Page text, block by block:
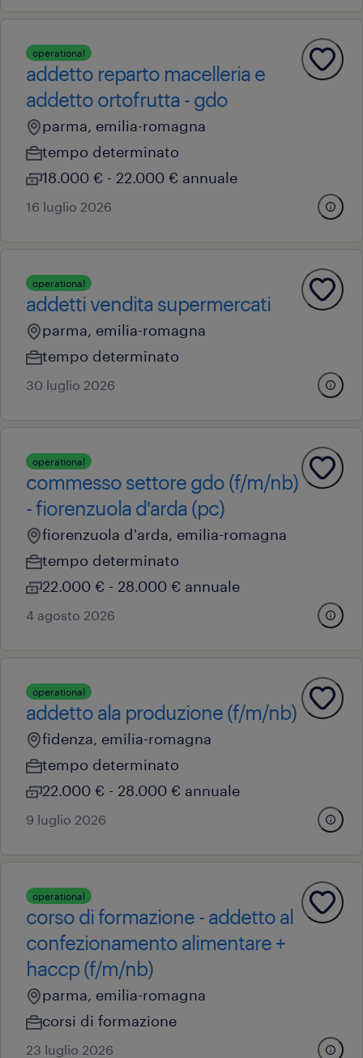
operational
addetto reparto macelleria e
addetto ortofrutta - gdo
parma, emilia-romagna
tempo determinato
18.000 € - 22.000 € annuale
16 luglio 2026
operational
addetti vendita supermercati
parma, emilia-romagna
tempo determinato
30 luglio 2026
operational
commesso settore gdo (f/m/nb)
- fiorenzuola d'arda (pc)
fiorenzuola d'arda, emilia-romagna
tempo determinato
22.000 € - 28.000 € annuale
4 agosto 2026
operational
addetto ala produzione (f/m/nb)
fidenza, emilia-romagna
tempo determinato
22.000 € - 28.000 € annuale
9 luglio 2026
operational
corso di formazione - addetto al
confezionamento alimentare +
haccp (f/m/nb)
parma, emilia-romagna
corsi di formazione
23 luglio 2026